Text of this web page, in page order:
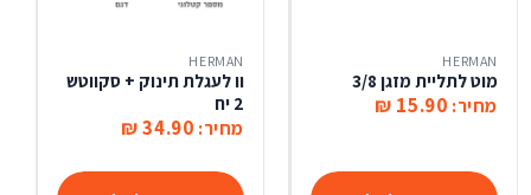
HERMAN
מוט לתליית מזגן 3/8
מחיר: 15.90 ₪
HERMAN
וו לעגלת תינוק + סקווטש
2 יח
מחיר: 34.90 ₪